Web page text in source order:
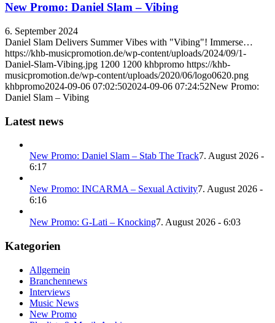
New Promo: Daniel Slam – Vibing
6. September 2024
Daniel Slam Delivers Summer Vibes with "Vibing"! Immerse…
https://khb-musicpromotion.de/wp-content/uploads/2024/09/1-
Daniel-Slam-Vibing.jpg 1200 1200 khbpromo https://khb-
musicpromotion.de/wp-content/uploads/2020/06/logo0620.png
khbpromo2024-09-06 07:02:502024-09-06 07:24:52New Promo:
Daniel Slam – Vibing
Latest news
New Promo: Daniel Slam – Stab The Track7. August 2026 -
6:17
New Promo: INCARMA – Sexual Activity7. August 2026 -
6:16
New Promo: G-Lati – Knocking7. August 2026 - 6:03
Kategorien
Allgemein
Branchennews
Interviews
Music News
New Promo